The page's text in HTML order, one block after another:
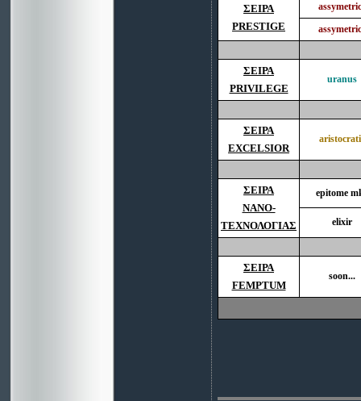
ΣΕΙΡΑ
PRESTIGE
ΣΕΙΡΑ
PRIVILEGE
uranus
ΣΕΙΡΑ
EXCELSIOR
ΣΕΙΡΑ
ΝΑΝΟ-
ΤΕΧΝΟΛΟΓΙΑΣ
epitome
elixir
ΣΕΙΡΑ
FEMPTUM
soon...